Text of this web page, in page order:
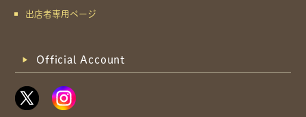
出店者専用ページ
Official Account